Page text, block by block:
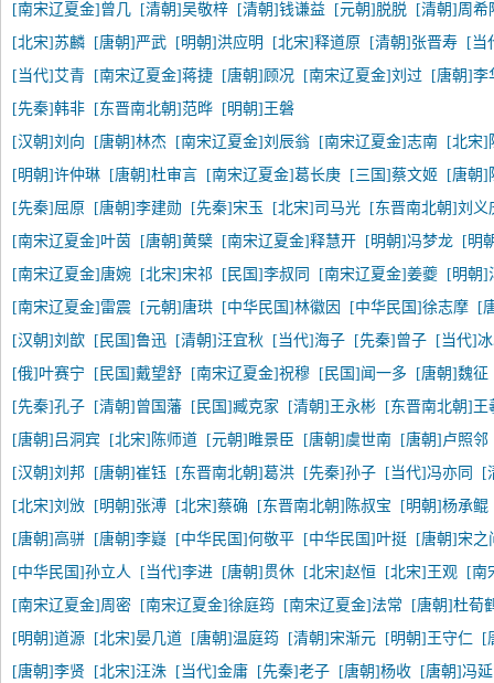
[南宋辽夏金]曾几
[清朝]吴敬梓 [清朝]钱谦益 [元朝]脱脱
[清朝]周希
[北宋]苏麟
[唐朝]严武 [明朝]洪应明 [北宋]释道原 [清朝]张晋寿
[当
[当代]艾青
[南宋辽夏金]蒋捷 [唐朝]顾况 [南宋辽夏金]刘过
[唐朝]李
[先秦]韩非
[东晋南北朝]范晔
[明朝]王磐
[汉朝]刘向
[唐朝]林杰 [南宋辽夏金]刘辰翁 [南宋辽夏金]志南
[北宋]
[明朝]许仲琳
[唐朝]杜审言 [南宋辽夏金]葛长庚 [三国]蔡文姬
[唐朝]
[先秦]屈原
[唐朝]李建勋 [先秦]宋玉 [北宋]司马光
[东晋南北朝]刘义
[南宋辽夏金]叶茵
[唐朝]黄檗 [南宋辽夏金]释慧开 [明朝]冯梦龙
[明
[南宋辽夏金]唐婉
[北宋]宋祁 [民国]李叔同 [南宋辽夏金]姜夔
[明朝]
[南宋辽夏金]雷震
[元朝]唐珙 [中华民国]林徽因 [中华民国]徐志摩
[
[汉朝]刘歆
[民国]鲁迅 [清朝]汪宜秋 [当代]海子 [先秦]曾子
[当代]
[俄]叶赛宁
[民国]戴望舒 [南宋辽夏金]祝穆 [民国]闻一多
[唐朝]魏征
[先秦]孔子
[清朝]曾国藩 [民国]臧克家 [清朝]王永彬
[东晋南北朝]王
[唐朝]吕洞宾
[北宋]陈师道 [元朝]睢景臣 [唐朝]虞世南
[唐朝]卢照邻
[汉朝]刘邦
[唐朝]崔钰 [东晋南北朝]葛洪 [先秦]孙子 [当代]冯亦同
[
[北宋]刘攽
[明朝]张溥 [北宋]蔡确 [东晋南北朝]陈叔宝
[明朝]杨承鲲
[唐朝]高骈
[唐朝]李嶷 [中华民国]何敬平 [中华民国]叶挺
[唐朝]宋之
[中华民国]孙立人
[当代]李进 [唐朝]贯休 [北宋]赵恒 [北宋]王观
[南
[南宋辽夏金]周密
[南宋辽夏金]徐庭筠 [南宋辽夏金]法常
[唐朝]杜荀
[明朝]道源
[北宋]晏几道 [唐朝]温庭筠 [清朝]宋渐元 [明朝]王守仁
[
[唐朝]李贤
[北宋]汪洙 [当代]金庸 [先秦]老子 [唐朝]杨收
[唐朝]冯